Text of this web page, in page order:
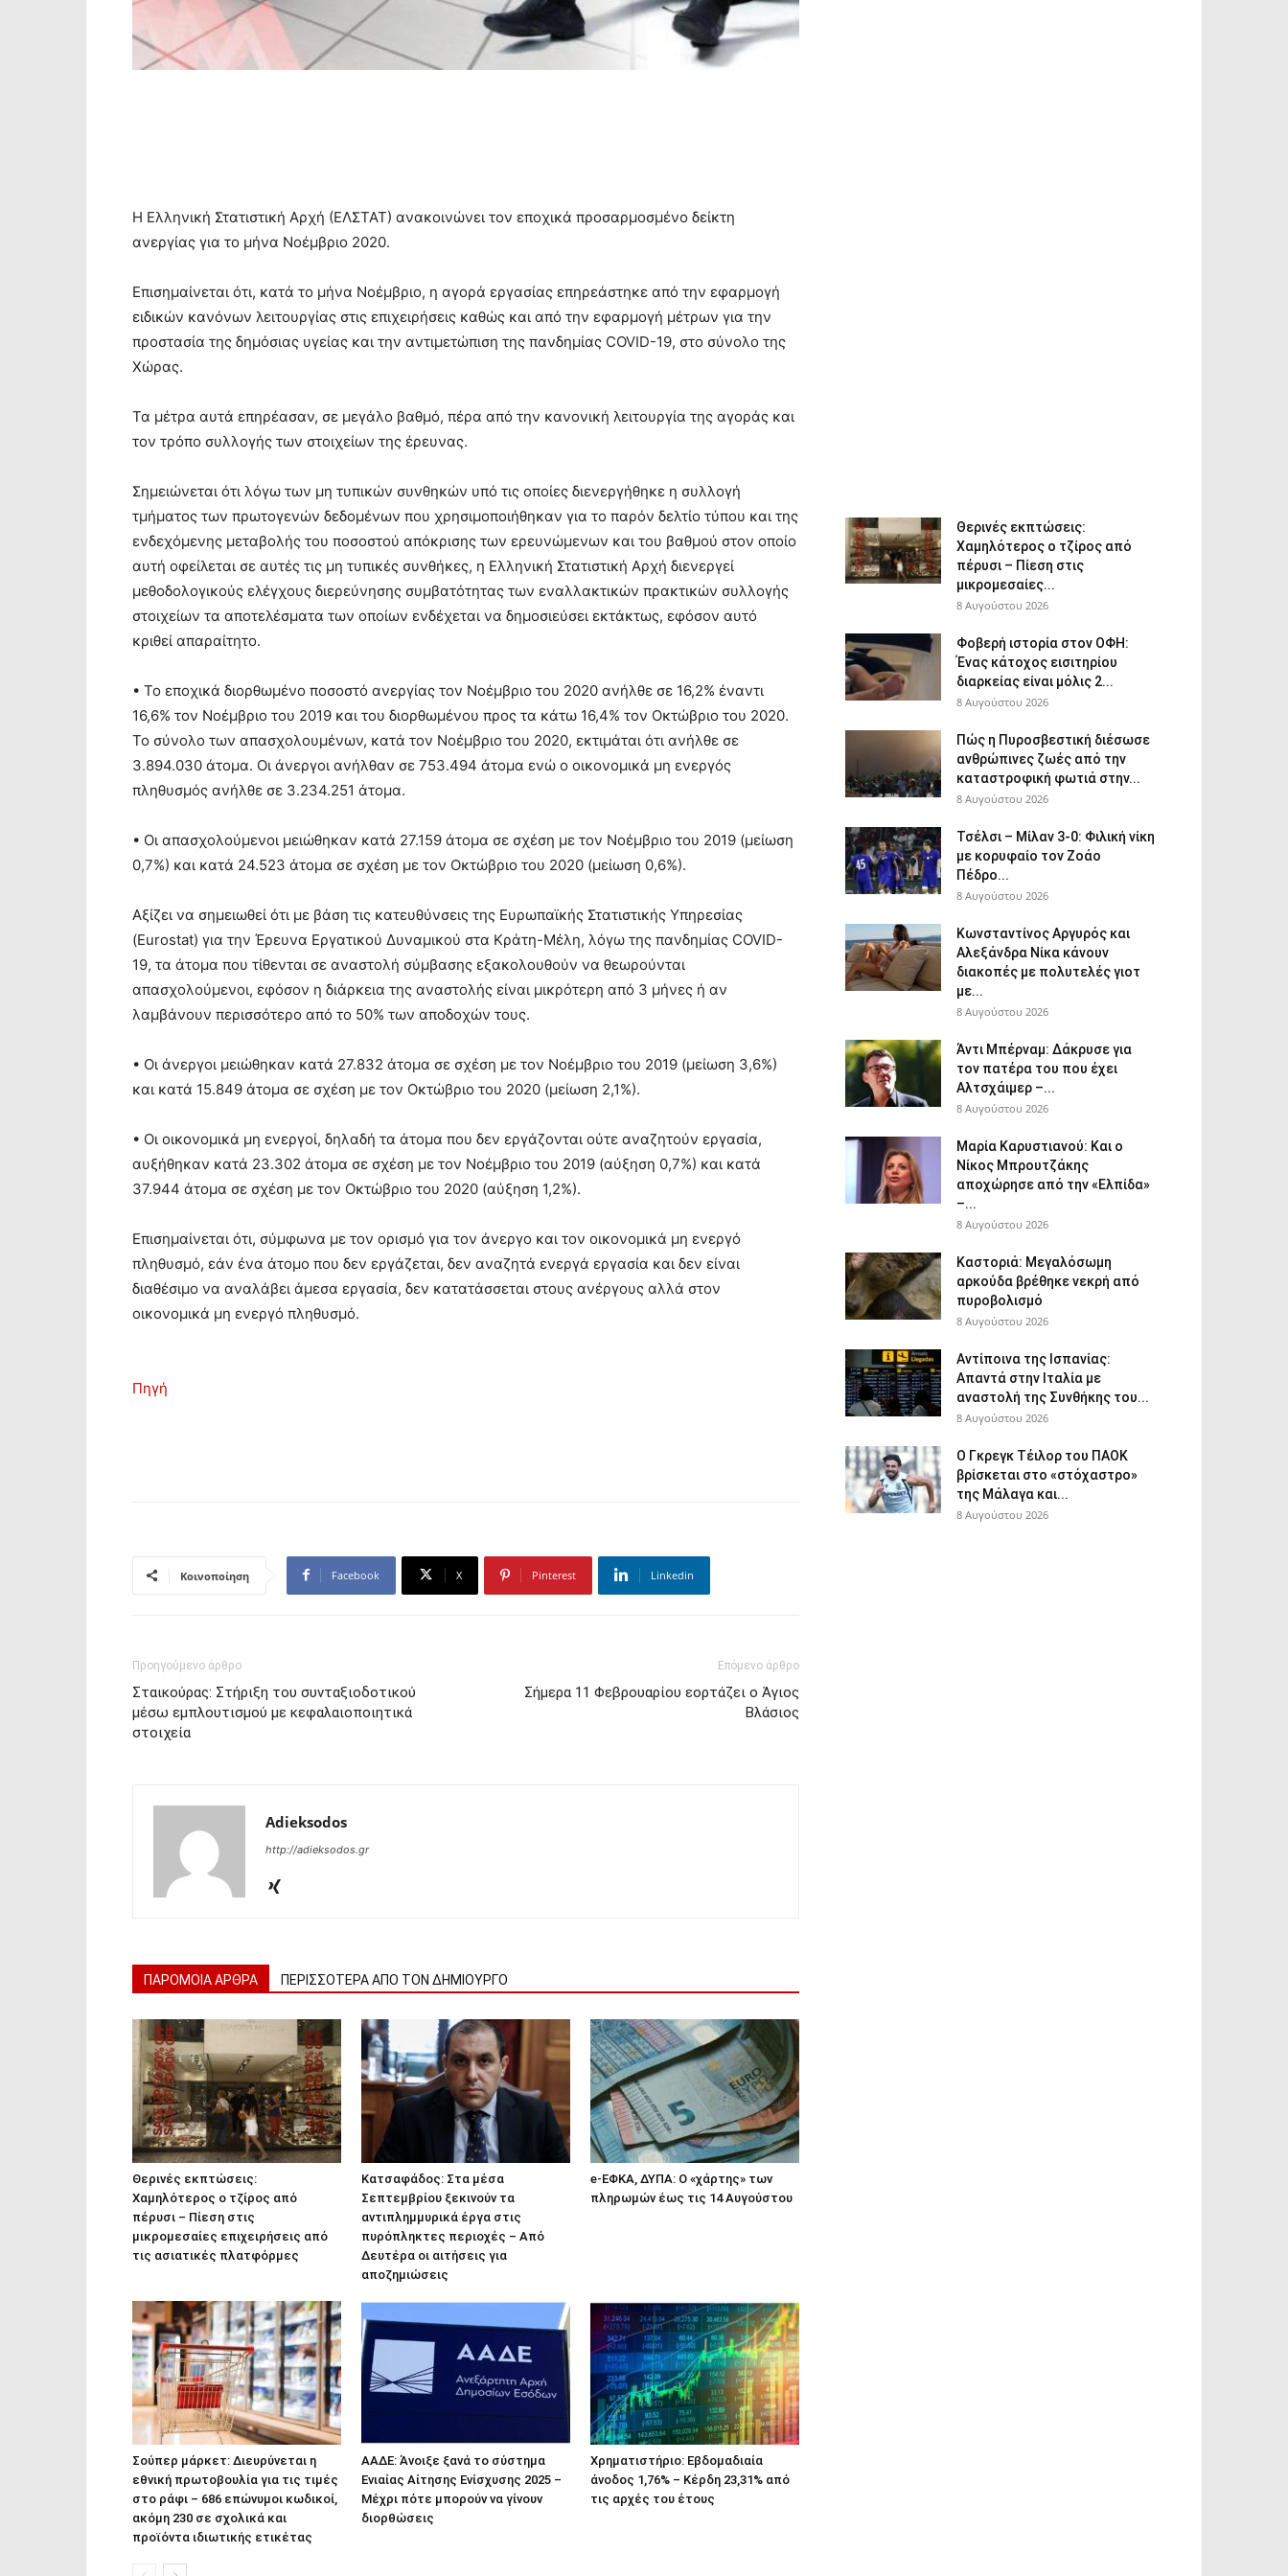
Η Ελληνική Στατιστική Αρχή (ΕΛΣΤΑΤ) ανακοινώνει τον εποχικά προσαρμοσμένο δείκτη
ανεργίας για το μήνα Νοέμβριο 2020.
Επισημαίνεται ότι, κατά το μήνα Νοέμβριο, η αγορά εργασίας επηρεάστηκε από την εφαρμογή
ειδικών κανόνων λειτουργίας στις επιχειρήσεις καθώς και από την εφαρμογή μέτρων για την
προστασία της δημόσιας υγείας και την αντιμετώπιση της πανδημίας COVID-19, στο σύνολο της
Χώρας.
Τα μέτρα αυτά επηρέασαν, σε μεγάλο βαθμό, πέρα από την κανονική λειτουργία της αγοράς και
τον τρόπο συλλογής των στοιχείων της έρευνας.
Σημειώνεται ότι λόγω των μη τυπικών συνθηκών υπό τις οποίες διενεργήθηκε η συλλογή
τμήματος των πρωτογενών δεδομένων που χρησιμοποιήθηκαν για το παρόν δελτίο τύπου και της
ενδεχόμενης μεταβολής του ποσοστού απόκρισης των ερευνώμενων και του βαθμού στον οποίο
αυτή οφείλεται σε αυτές τις μη τυπικές συνθήκες, η Ελληνική Στατιστική Αρχή διενεργεί
μεθοδολογικούς ελέγχους διερεύνησης συμβατότητας των εναλλακτικών πρακτικών συλλογής
στοιχείων τα αποτελέσματα των οποίων ενδέχεται να δημοσιεύσει εκτάκτως, εφόσον αυτό
κριθεί απαραίτητο.
• Το εποχικά διορθωμένο ποσοστό ανεργίας τον Νοέμβριο του 2020 ανήλθε σε 16,2% έναντι
16,6% τον Νοέμβριο του 2019 και του διορθωμένου προς τα κάτω 16,4% τον Οκτώβριο του 2020.
Το σύνολο των απασχολουμένων, κατά τον Νοέμβριο του 2020, εκτιμάται ότι ανήλθε σε
3.894.030 άτομα. Οι άνεργοι ανήλθαν σε 753.494 άτομα ενώ ο οικονομικά μη ενεργός
πληθυσμός ανήλθε σε 3.234.251 άτομα.
• Οι απασχολούμενοι μειώθηκαν κατά 27.159 άτομα σε σχέση με τον Νοέμβριο του 2019 (μείωση
0,7%) και κατά 24.523 άτομα σε σχέση με τον Οκτώβριο του 2020 (μείωση 0,6%).
Αξίζει να σημειωθεί ότι με βάση τις κατευθύνσεις της Ευρωπαϊκής Στατιστικής Υπηρεσίας
(Eurostat) για την Έρευνα Εργατικού Δυναμικού στα Κράτη-Μέλη, λόγω της πανδημίας COVID-
19, τα άτομα που τίθενται σε αναστολή σύμβασης εξακολουθούν να θεωρούνται
απασχολούμενοι, εφόσον η διάρκεια της αναστολής είναι μικρότερη από 3 μήνες ή αν
λαμβάνουν περισσότερο από το 50% των αποδοχών τους.
• Οι άνεργοι μειώθηκαν κατά 27.832 άτομα σε σχέση με τον Νοέμβριο του 2019 (μείωση 3,6%)
και κατά 15.849 άτομα σε σχέση με τον Οκτώβριο του 2020 (μείωση 2,1%).
• Οι οικονομικά μη ενεργοί, δηλαδή τα άτομα που δεν εργάζονται ούτε αναζητούν εργασία,
αυξήθηκαν κατά 23.302 άτομα σε σχέση με τον Νοέμβριο του 2019 (αύξηση 0,7%) και κατά
37.944 άτομα σε σχέση με τον Οκτώβριο του 2020 (αύξηση 1,2%).
Επισημαίνεται ότι, σύμφωνα με τον ορισμό για τον άνεργο και τον οικονομικά μη ενεργό
πληθυσμό, εάν ένα άτομο που δεν εργάζεται, δεν αναζητά ενεργά εργασία και δεν είναι
διαθέσιμο να αναλάβει άμεσα εργασία, δεν κατατάσσεται στους ανέργους αλλά στον
οικονομικά μη ενεργό πληθυσμό.
Πηγή
Κοινοποίηση Facebook X Pinterest Linkedin
Προηγούμενο άρθρο
Σταικούρας: Στήριξη του συνταξιοδοτικού
μέσω εμπλουτισμού με κεφαλαιοποιητικά
στοιχεία
Επόμενο άρθρο
Σήμερα 11 Φεβρουαρίου εορτάζει ο Άγιος
Βλάσιος
Adieksodos
http://adieksodos.gr
ΠΑΡΟΜΟΙΑ ΑΡΘΡΑ ΠΕΡΙΣΣΟΤΕΡΑ ΑΠΟ ΤΟΝ ΔΗΜΙΟΥΡΓΟ
Θερινές εκπτώσεις:
Χαμηλότερος ο τζίρος από
πέρυσι – Πίεση στις
μικρομεσαίες επιχειρήσεις από
τις ασιατικές πλατφόρμες
Κατσαφάδος: Στα μέσα
Σεπτεμβρίου ξεκινούν τα
αντιπλημμυρικά έργα στις
πυρόπληκτες περιοχές – Από
Δευτέρα οι αιτήσεις για
αποζημιώσεις
e-ΕΦΚΑ, ΔΥΠΑ: Ο «χάρτης» των
πληρωμών έως τις 14 Αυγούστου
Σούπερ μάρκετ: Διευρύνεται η
εθνική πρωτοβουλία για τις τιμές
στο ράφι – 686 επώνυμοι κωδικοί,
ακόμη 230 σε σχολικά και
προϊόντα ιδιωτικής ετικέτας
ΑΑΔΕ: Άνοιξε ξανά το σύστημα
Ενιαίας Αίτησης Ενίσχυσης 2025 –
Μέχρι πότε μπορούν να γίνουν
διορθώσεις
Χρηματιστήριο: Εβδομαδιαία
άνοδος 1,76% – Κέρδη 23,31% από
τις αρχές του έτους
Θερινές εκπτώσεις:
Χαμηλότερος ο τζίρος από
πέρυσι – Πίεση στις
μικρομεσαίες...
8 Αυγούστου 2026
Φοβερή ιστορία στον ΟΦΗ:
Ένας κάτοχος εισιτηρίου
διαρκείας είναι μόλις 2...
8 Αυγούστου 2026
Πώς η Πυροσβεστική διέσωσε
ανθρώπινες ζωές από την
καταστροφική φωτιά στην...
8 Αυγούστου 2026
Τσέλσι – Μίλαν 3-0: Φιλική νίκη
με κορυφαίο τον Ζοάο
Πέδρο...
8 Αυγούστου 2026
Κωνσταντίνος Αργυρός και
Αλεξάνδρα Νίκα κάνουν
διακοπές με πολυτελές γιοτ
με...
8 Αυγούστου 2026
Άντι Μπέρναμ: Δάκρυσε για
τον πατέρα του που έχει
Αλτσχάιμερ –...
8 Αυγούστου 2026
Μαρία Καρυστιανού: Και ο
Νίκος Μπρουτζάκης
αποχώρησε από την «Ελπίδα»
–...
8 Αυγούστου 2026
Καστοριά: Μεγαλόσωμη
αρκούδα βρέθηκε νεκρή από
πυροβολισμό
8 Αυγούστου 2026
Αντίποινα της Ισπανίας:
Απαντά στην Ιταλία με
αναστολή της Συνθήκης του...
8 Αυγούστου 2026
Ο Γκρεγκ Τέιλορ του ΠΑΟΚ
βρίσκεται στο «στόχαστρο»
της Μάλαγα και...
8 Αυγούστου 2026